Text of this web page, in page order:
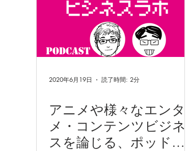
2020年6月19日 読了時間: 2分
アニメや様々なエンタ
メ・コンテンツビジネ
スを論じる、ポッドキ